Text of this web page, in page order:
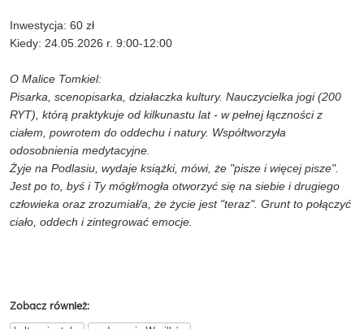
Inwestycja: 60 zł
Kiedy: 24.05.2026 r. 9:00-12:00
O Malice Tomkiel:
Pisarka, scenopisarka, działaczka kultury. Nauczycielka jogi (200
RYT), którą praktykuje od kilkunastu lat - w pełnej łączności z
ciałem, powrotem do oddechu i natury. Współtworzyła
odosobnienia medytacyjne.
Żyje na Podlasiu, wydaje książki, mówi, że "pisze i więcej pisze".
Jest po to, byś i Ty mógł/mogła otworzyć się na siebie i drugiego
człowieka oraz zrozumiał/a, że życie jest "teraz". Grunt to połączyć
ciało, oddech i zintegrować emocje.
Zobacz również: